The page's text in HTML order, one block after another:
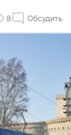
8 Обсудить